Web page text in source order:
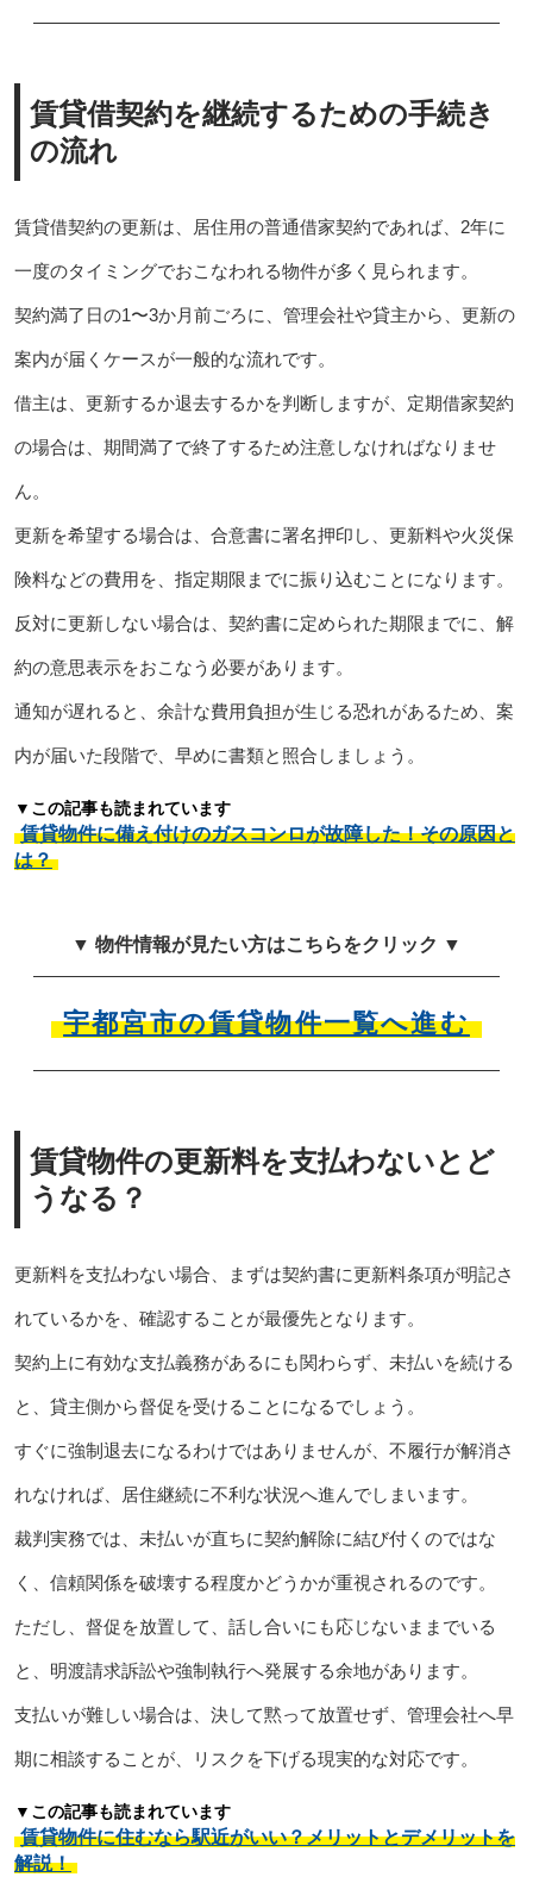
賃貸借契約を継続するための手続き
の流れ
賃貸借契約の更新は、居住用の普通借家契約であれば、2年に
一度のタイミングでおこなわれる物件が多く見られます。
契約満了日の1〜3か月前ごろに、管理会社や貸主から、更新の
案内が届くケースが一般的な流れです。
借主は、更新するか退去するかを判断しますが、定期借家契約
の場合は、期間満了で終了するため注意しなければなりませ
ん。
更新を希望する場合は、合意書に署名押印し、更新料や火災保
険料などの費用を、指定期限までに振り込むことになります。
反対に更新しない場合は、契約書に定められた期限までに、解
約の意思表示をおこなう必要があります。
通知が遅れると、余計な費用負担が生じる恐れがあるため、案
内が届いた段階で、早めに書類と照合しましょう。
▼この記事も読まれています
賃貸物件に備え付けのガスコンロが故障した！その原因と
は？
▼ 物件情報が見たい方はこちらをクリック ▼
宇都宮市の賃貸物件一覧へ進む
賃貸物件の更新料を支払わないとど
うなる？
更新料を支払わない場合、まずは契約書に更新料条項が明記さ
れているかを、確認することが最優先となります。
契約上に有効な支払義務があるにも関わらず、未払いを続ける
と、貸主側から督促を受けることになるでしょう。
すぐに強制退去になるわけではありませんが、不履行が解消さ
れなければ、居住継続に不利な状況へ進んでしまいます。
裁判実務では、未払いが直ちに契約解除に結び付くのではな
く、信頼関係を破壊する程度かどうかが重視されるのです。
ただし、督促を放置して、話し合いにも応じないままでいる
と、明渡請求訴訟や強制執行へ発展する余地があります。
支払いが難しい場合は、決して黙って放置せず、管理会社へ早
期に相談することが、リスクを下げる現実的な対応です。
▼この記事も読まれています
賃貸物件に住むなら駅近がいい？メリットとデメリットを
解説！